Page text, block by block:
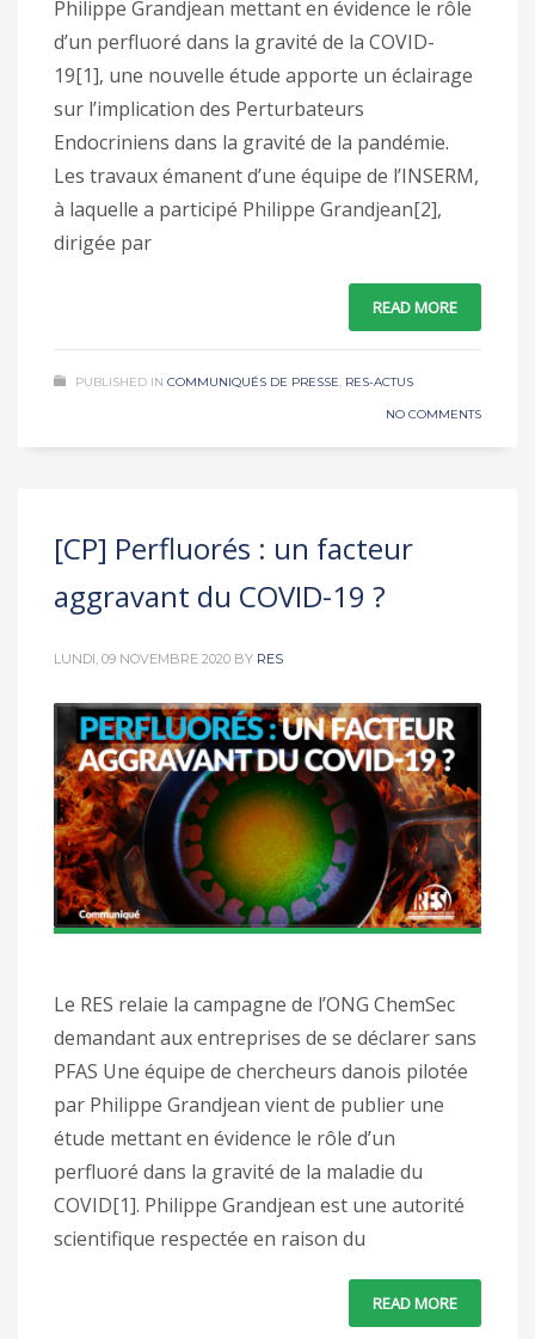
Philippe Grandjean mettant en évidence le rôle
d’un perfluoré dans la gravité de la COVID-
19[1], une nouvelle étude apporte un éclairage
sur l’implication des Perturbateurs
Endocriniens dans la gravité de la pandémie.
Les travaux émanent d’une équipe de l’INSERM,
à laquelle a participé Philippe Grandjean[2],
dirigée par
READ MORE
PUBLISHED IN COMMUNIQUÉS DE PRESSE, RES-ACTUS
NO COMMENTS
[CP] Perfluorés : un facteur
aggravant du COVID-19 ?
LUNDI, 09 NOVEMBRE 2020 BY RES
Le RES relaie la campagne de l’ONG ChemSec
demandant aux entreprises de se déclarer sans
PFAS Une équipe de chercheurs danois pilotée
par Philippe Grandjean vient de publier une
étude mettant en évidence le rôle d’un
perfluoré dans la gravité de la maladie du
COVID[1]. Philippe Grandjean est une autorité
scientifique respectée en raison du
READ MORE